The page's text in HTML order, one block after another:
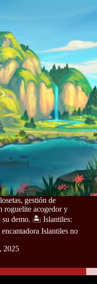
gestión de
roguelite acogedor y
su demo. 🏝️ Islantiles:
Islantiles no
2025